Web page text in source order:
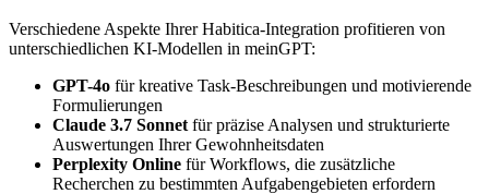
Verschiedene Aspekte Ihrer Habitica-Integration profitieren von
unterschiedlichen KI-Modellen in meinGPT:
GPT-4o für kreative Task-Beschreibungen und motivierende
Formulierungen
Claude 3.7 Sonnet für präzise Analysen und strukturierte
Auswertungen Ihrer Gewohnheitsdaten
Perplexity Online für Workflows, die zusätzliche
Recherchen zu bestimmten Aufgabengebieten erfordern